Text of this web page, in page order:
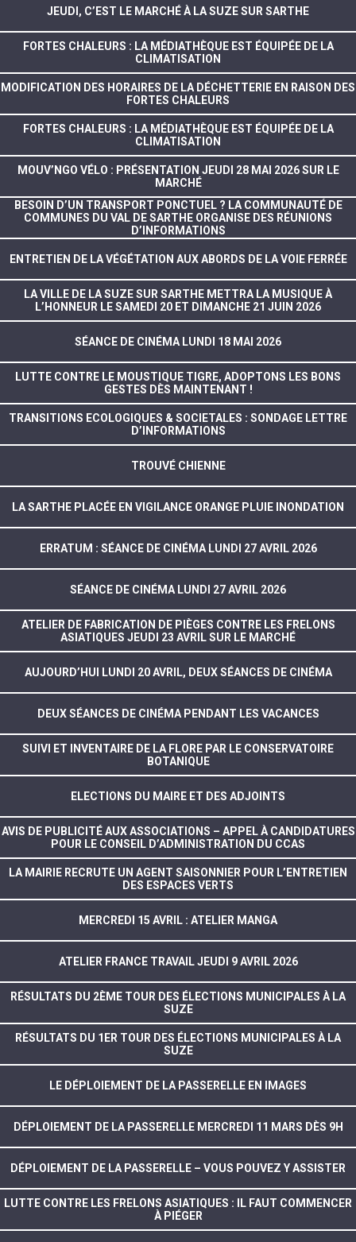
JEUDI, C’EST LE MARCHÉ À LA SUZE SUR SARTHE
FORTES CHALEURS : LA MÉDIATHÈQUE EST ÉQUIPÉE DE LA
CLIMATISATION
MODIFICATION DES HORAIRES DE LA DÉCHETTERIE EN RAISON DES
FORTES CHALEURS
FORTES CHALEURS : LA MÉDIATHÈQUE EST ÉQUIPÉE DE LA
CLIMATISATION
MOUV’NGO VÉLO : PRÉSENTATION JEUDI 28 MAI 2026 SUR LE
MARCHÉ
BESOIN D’UN TRANSPORT PONCTUEL ? LA COMMUNAUTÉ DE
COMMUNES DU VAL DE SARTHE ORGANISE DES RÉUNIONS
D’INFORMATIONS
ENTRETIEN DE LA VÉGÉTATION AUX ABORDS DE LA VOIE FERRÉE
LA VILLE DE LA SUZE SUR SARTHE METTRA LA MUSIQUE À
L’HONNEUR LE SAMEDI 20 ET DIMANCHE 21 JUIN 2026
SÉANCE DE CINÉMA LUNDI 18 MAI 2026
LUTTE CONTRE LE MOUSTIQUE TIGRE, ADOPTONS LES BONS
GESTES DÈS MAINTENANT !
TRANSITIONS ECOLOGIQUES & SOCIETALES : SONDAGE LETTRE
D’INFORMATIONS
TROUVÉ CHIENNE
LA SARTHE PLACÉE EN VIGILANCE ORANGE PLUIE INONDATION
ERRATUM : SÉANCE DE CINÉMA LUNDI 27 AVRIL 2026
SÉANCE DE CINÉMA LUNDI 27 AVRIL 2026
ATELIER DE FABRICATION DE PIÈGES CONTRE LES FRELONS
ASIATIQUES JEUDI 23 AVRIL SUR LE MARCHÉ
AUJOURD’HUI LUNDI 20 AVRIL, DEUX SÉANCES DE CINÉMA
DEUX SÉANCES DE CINÉMA PENDANT LES VACANCES
SUIVI ET INVENTAIRE DE LA FLORE PAR LE CONSERVATOIRE
BOTANIQUE
ELECTIONS DU MAIRE ET DES ADJOINTS
AVIS DE PUBLICITÉ AUX ASSOCIATIONS – APPEL À CANDIDATURES
POUR LE CONSEIL D’ADMINISTRATION DU CCAS
LA MAIRIE RECRUTE UN AGENT SAISONNIER POUR L’ENTRETIEN
DES ESPACES VERTS
MERCREDI 15 AVRIL : ATELIER MANGA
ATELIER FRANCE TRAVAIL JEUDI 9 AVRIL 2026
RÉSULTATS DU 2ÈME TOUR DES ÉLECTIONS MUNICIPALES À LA
SUZE
RÉSULTATS DU 1ER TOUR DES ÉLECTIONS MUNICIPALES À LA
SUZE
LE DÉPLOIEMENT DE LA PASSERELLE EN IMAGES
DÉPLOIEMENT DE LA PASSERELLE MERCREDI 11 MARS DÈS 9H
DÉPLOIEMENT DE LA PASSERELLE – VOUS POUVEZ Y ASSISTER
LUTTE CONTRE LES FRELONS ASIATIQUES : IL FAUT COMMENCER
À PIÉGER